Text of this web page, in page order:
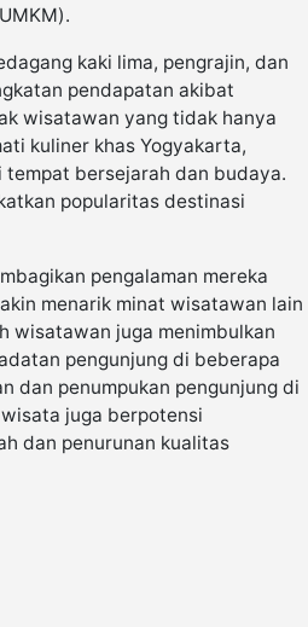
kaki lima, pengrajin, dan
pendapatan akibat
wisatawan yang tidak hanya
kuliner khas Yogyakarta,
bersejarah dan budaya.
popularitas destinasi
pengalaman mereka
menarik minat wisatawan lain
wisatawan juga menimbulkan
pengunjung di beberapa
dan penumpukan pengunjung di
juga berpotensi
dan penurunan kualitas